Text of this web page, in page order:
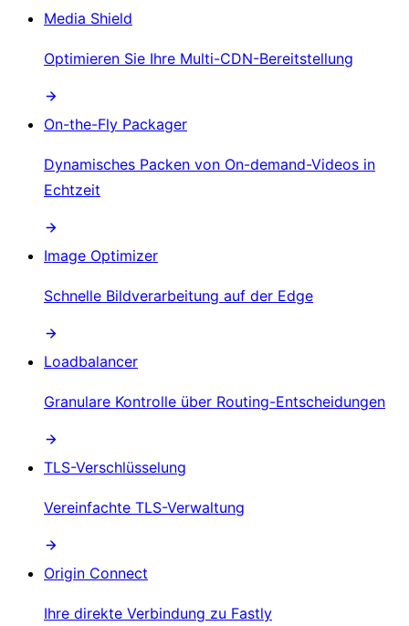
Media Shield
Optimieren Sie Ihre Multi-CDN-Bereitstellung
On-the-Fly Packager
Dynamisches Packen von On-demand-Videos in
Echtzeit
Image Optimizer
Schnelle Bildverarbeitung auf der Edge
Loadbalancer
Granulare Kontrolle über Routing-Entscheidungen
TLS-Verschlüsselung
Vereinfachte TLS-Verwaltung
Origin Connect
Ihre direkte Verbindung zu Fastly